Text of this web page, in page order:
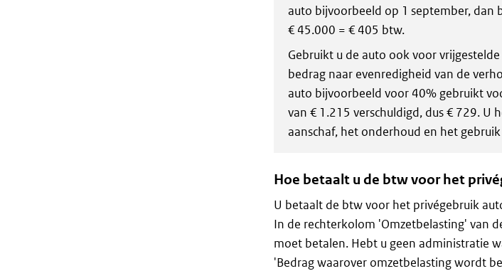
auto bijvoorbeeld op 1 september,
€ 45.000 = € 405 btw.
Gebruikt u de auto ook voor
bedrag naar evenredigheid van de
auto bijvoorbeeld voor 40% gebruikt
van € 1.215 verschuldigd, dus € 729.
aanschaf, het onderhoud en het
Hoe betaalt u de btw voor het
U betaalt de btw voor het privégebruik
In de rechterkolom 'Omzetbelasting' van
moet betalen. Hebt u geen administratie
'Bedrag waarover omzetbelasting wordt